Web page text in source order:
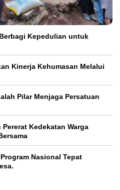
Kepedulian untuk
Kinerja Kehumasan Melalui
Pilar Menjaga Persatuan
Kedekatan Warga
Nasional Tepat